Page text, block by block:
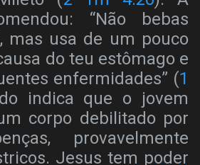
“Não bebas
mas usa de um pouco
do teu estômago e
enfermidades” (1
indica que o jovem
corpo debilitado por
provavelmente
Jesus tem poder